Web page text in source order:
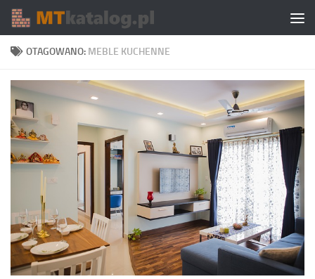
Skip to content
OTAGOWANO: MEBLE KUCHENNE